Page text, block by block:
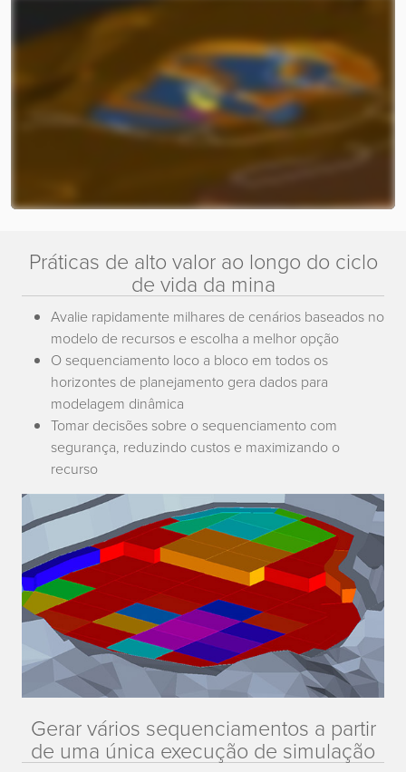
Práticas de alto valor ao longo do ciclo
de vida da mina
Avalie rapidamente milhares de cenários baseados no
modelo de recursos e escolha a melhor opção
O sequenciamento loco a bloco em todos os
horizontes de planejamento gera dados para
modelagem dinâmica
Tomar decisões sobre o sequenciamento com
segurança, reduzindo custos e maximizando o
recurso
Gerar vários sequenciamentos a partir
de uma única execução de simulação